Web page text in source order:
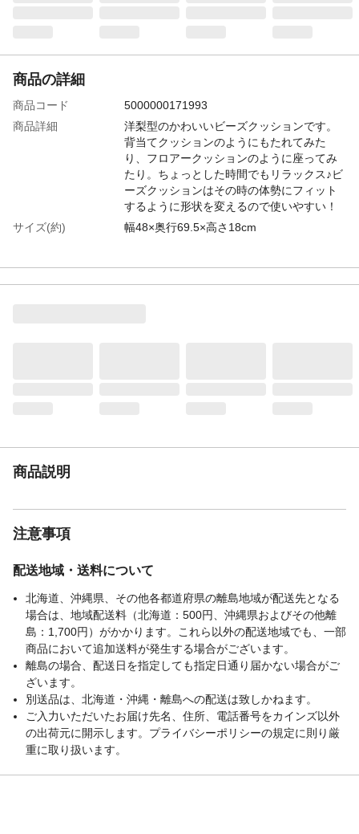
商品の詳細
商品コード
5000000171993
商品詳細
洋梨型のかわいいビーズクッションです。
背当てクッションのようにもたれてみた
り、フロアークッションのように座ってみ
たり。ちょっとした時間でもリラックス♪ビ
ーズクッションはその時の体勢にフィット
するように形状を変えるので使いやすい！
サイズ(約)
幅48×奥行69.5×高さ18cm
重量(約)
0.8㎏
商品説明
注意事項
配送地域・送料について
北海道、沖縄県、その他各都道府県の離島地域が配送先となる
場合は、地域配送料（北海道：500円、沖縄県およびその他離
島：1,700円）がかかります。これら以外の配送地域でも、一部
商品において追加送料が発生する場合がございます。
離島の場合、配送日を指定しても指定日通り届かない場合がご
ざいます。
別送品は、北海道・沖縄・離島への配送は致しかねます。
ご入力いただいたお届け先名、住所、電話番号をカインズ以外
の出荷元に開示します。プライバシーポリシーの規定に則り厳
重に取り扱います。